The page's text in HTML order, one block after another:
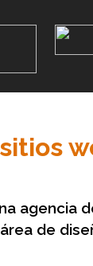
agencia
de